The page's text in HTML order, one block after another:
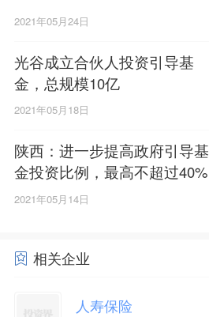
2021年05月24日
光谷成立合伙人投资引导基
金，总规模10亿
2021年05月18日
陕西：进一步提高政府引导基
金投资比例，最高不超过40%
2021年05月14日
相关企业
人寿保险